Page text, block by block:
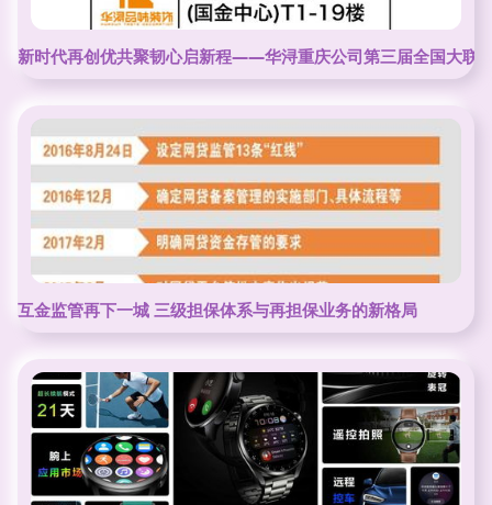
新时代再创优共聚韧心启新程——华浔重庆公司第三届全国大联
互金监管再下一城 三级担保体系与再担保业务的新格局